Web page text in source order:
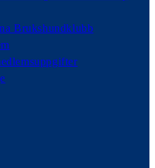
Brukshundklubb